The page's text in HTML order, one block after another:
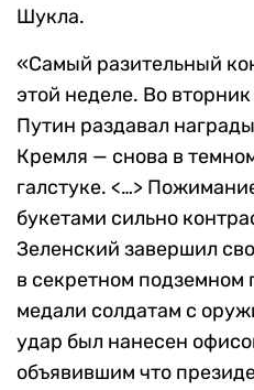
Шукла.
«Самый разительный
этой неделе. Во
Путин раздавал
Кремля — снова в
галстуке. <…>
букетами сильно
Зеленский завершил
в секретном
медали солдатам с
удар был нанесен
объявившим что